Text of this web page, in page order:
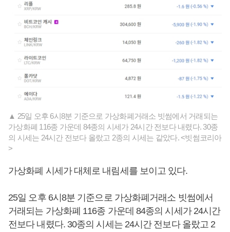
▲ 25일 오후 6시8분 기준으로 가상화폐거래소 빗썸에서 거래되는
가상화폐 116종 가운데 84종의 시세가 24시간 전보다 내렸다. 30종
의 시세는 24시간 전보다 올랐고 2종의 시세는 같았다. <빗썸코리아
>
가상화폐 시세가 대체로 내림세를 보이고 있다.
25일 오후 6시8분 기준으로 가상화폐거래소 빗썸에서
거래되는 가상화폐 116종 가운데 84종의 시세가 24시간
전보다 내렸다. 30종의 시세는 24시간 전보다 올랐고 2